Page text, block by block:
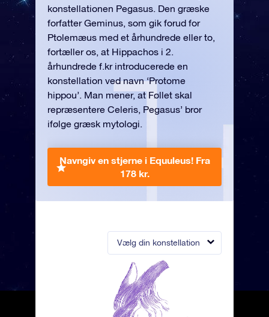
Vælg din konstellation
konstellationen Pegasus. Den græske
forfatter Geminus, som gik forud for
Ptolemæus med et århundrede eller to,
fortæller os, at Hippachos i 2.
århundrede f.kr introducerede en
konstellation ved navn ‘Protome
hippou’. Man mener, at Føllet skal
repræsentere Celeris, Pegasus’ bror
ifølge græsk mytologi.
Navngiv en stjerne i Equuleus! Fra
178 kr.